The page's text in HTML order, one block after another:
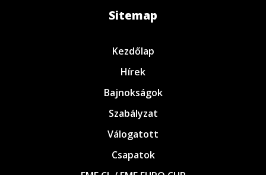
Sitemap
Kezdőlap
Hírek
Bajnokságok
Szabályzat
Válogatott
Csapatok